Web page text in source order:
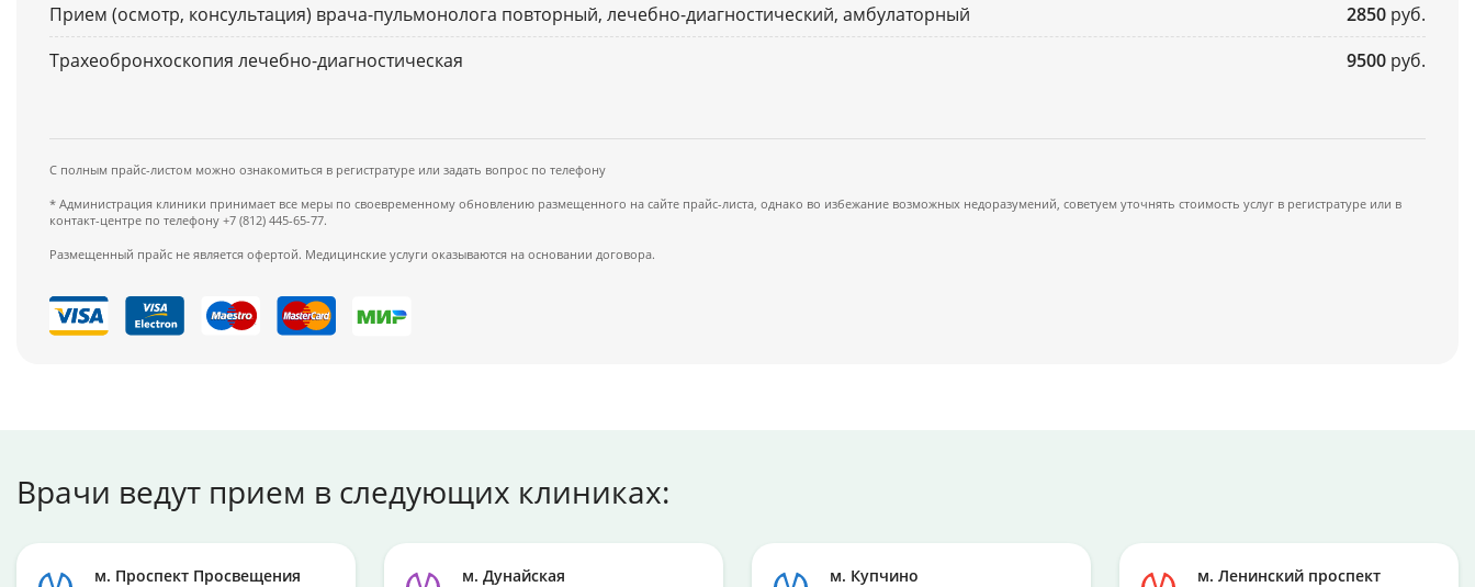
Прием (осмотр, консультация) врача-пульмонолога повторный, лечебно-диагностический, амбулаторный
2850 руб.
Трахеобронхоскопия лечебно-диагностическая
9500 руб.
С полным прайс-листом можно ознакомиться в регистратуре или задать вопрос по телефону
* Администрация клиники принимает все меры по своевременному обновлению размещенного на сайте прайс-листа, однако во избежание возможных недоразумений, советуем уточнять стоимость услуг в регистратуре или в
контакт-центре по телефону +7 (812) 445-65-77.
Размещенный прайс не является офертой. Медицинские услуги оказываются на основании договора.
Врачи ведут прием в следующих клиниках:
м. Проспект Просвещения м. Дунайская м. Купчино м. Ленинский проспект